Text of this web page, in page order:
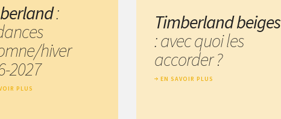
:
hiver
2027
PLUS
Timberland beiges
: avec quoi les
accorder ?
EN SAVOIR PLUS